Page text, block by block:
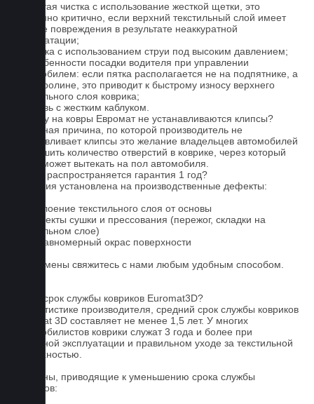
1. Частая чистка с использование жесткой щетки, это
особенно критично, если верхний текстильный слой имеет
мелкие повреждения в результате неаккуратной
эксплуатации;
2. Мойка с использованием струи под высоким давлением;
3. Особенности посадки водителя при управлении
автомобилем: если пятка располагается не на подпятнике, а
на ковролине, это приводит к быстрому износу верхнего
текстильного слоя коврика;
4. Обувь с жестким каблуком.
Почему на ковры Евромат не устанавливаются клипсы?
Основная причина, по которой производитель не
устанавливает клипсы это желание владельцев автомобилей
уменьшить количество отверстий в коврике, через который
влага может вытекать на пол автомобиля.
На что распространяется гарантия 1 год?
Гарантия установлена на производственные дефекты:
1. Отслоение текстильного слоя от основы
2. Дефекты сушки и прессования (пережог, складки на
текстильном слое)
3. Неравномерный окрас поверхности
Для замены свяжитесь с нами любым удобным способом.
Какой срок службы ковриков Euromat3D?
По статистике производителя, средний срок службы ковриков
Euromat 3D составляет не менее 1,5 лет. У многих
автомобилистов коврики служат 3 года и более при
бережной эксплуатации и правильном уходе за текстильной
поверхностью.
Причины, приводящие к уменьшению срока службы
ковриков: